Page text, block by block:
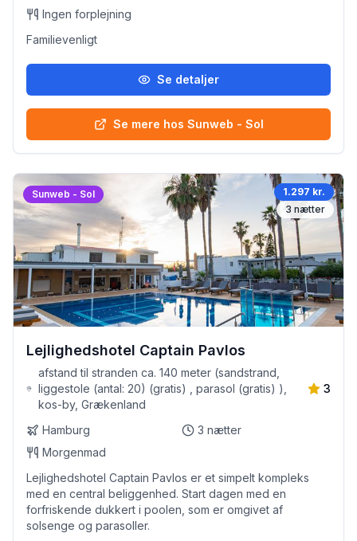
Ingen forplejning
Familievenligt
Se detaljer
Se mere hos Sunweb - Sol
Sunweb - Sol
1.297 kr.
3 nætter
Lejlighedshotel Captain Pavlos
afstand til stranden ca. 140 meter (sandstrand,
liggestole (antal: 20) (gratis) , parasol (gratis) ),
kos-by, Grækenland
3
Hamburg 3 nætter
Morgenmad
Lejlighedshotel Captain Pavlos er et simpelt kompleks
med en central beliggenhed. Start dagen med en
forfriskende dukkert i poolen, som er omgivet af
solsenge og parasoller.